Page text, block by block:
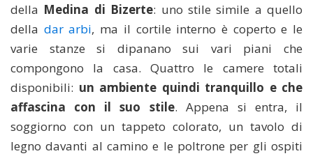
della Medina di Bizerte: uno stile simile a quello
della dar arbi, ma il cortile interno è coperto e le
varie stanze si dipanano sui vari piani che
compongono la casa. Quattro le camere totali
disponibili: un ambiente quindi tranquillo e che
affascina con il suo stile. Appena si entra, il
soggiorno con un tappeto colorato, un tavolo di
legno davanti al camino e le poltrone per gli ospiti